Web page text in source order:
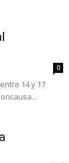
0
14 y 17